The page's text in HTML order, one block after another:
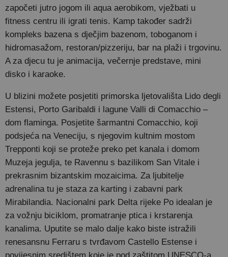
započeti jutro jogom ili aqua aerobikom, vježbati u
fitness centru ili igrati tenis. Kamp također sadrži
kompleks bazena s dječjim bazenom, toboganom i
hidromasažom, restoran/pizzeriju, bar na plaži i trgovinu.
A za djecu tu je animacija, večernje predstave, mini
disko i karaoke.
U blizini možete posjetiti primorska ljetovališta Lido degli
Estensi, Porto Garibaldi i lagune Valli di Comacchio –
dom flaminga. Posjetite šarmantni Comacchio, koji
podsjeća na Veneciju, s njegovim kultnim mostom
Trepponti koji se proteže preko pet kanala i domom
Muzeja jegulja, te Ravennu s bazilikom San Vitale i
prekrasnim bizantskim mozaicima. Za ljubitelje
adrenalina tu je staza za karting i zabavni park
Mirabilandia. Nacionalni park Delta rijeke Po idealan je
za vožnju biciklom, promatranje ptica i krstarenja
kanalima. Uputite se malo dalje kako biste istražili
renesansnu Ferraru s tvrđavom Castello Estense i